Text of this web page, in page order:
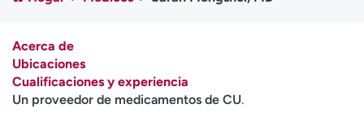
Ready. Set. CO.
Ensayos clínicos
Atención a medios de
comunicación
Contáctenos Noticias e historias
Acerca de
Ubicaciones
Cualificaciones y experiencia
Un proveedor de medicamentos de CU.